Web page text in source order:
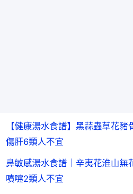
【健康湯水食譜】黑蒜蟲草花
傷肝6類人不宜
鼻敏感湯水食譜｜辛夷花淮山
噴嚏2類人不宜